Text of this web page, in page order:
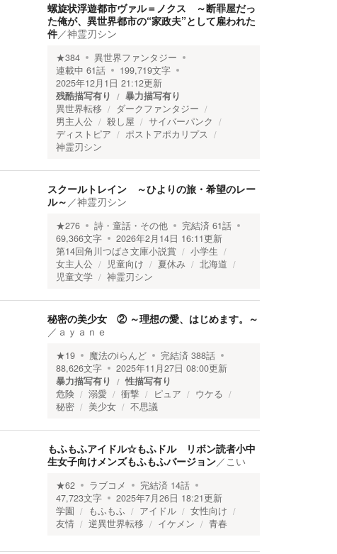
螺旋状浮遊都市ヴァル＝ノクス ～断罪屋だっ
た俺が、異世界都市の“家政夫”として雇われた
件／神霊刃シン
★384
異世界ファンタジー
連載中 61話 199,719文字
2025年12月1日 21:12更新
残酷描写有り
暴力描写有り
異世界転移
ダークファンタジー
男主人公
殺し屋
サイバーパンク
ディストピア
ポストアポカリプス
神霊刃シン
スクールトレイン ～ひよりの旅・希望のレー
ル～ ／神霊刃シン
★276 詩・童話・その他 完結済 61話
69,366文字 2026年2月14日 16:11更新
第14回角川つばさ文庫小説賞
小学生
女主人公
児童向け 夏休み
北海道
児童文学
神霊刃シン
秘密の美少女 ② ～理想の愛、はじめます。～
／ ａｙａｎｅ
★19 魔法のiらんど 完結済 388話
88,626文字 2025年11月27日 08:00更新
暴力描写有り
性描写有り
危険
溺愛 衝撃 ピュア
ウケる
秘密
美少女 不思議
もふもふアイドル☆もふドル リボン読者小中
生女子向けメンズもふもふバージョン／ こい
★62 ラブコメ 完結済 14話
47,723文字 2025年7月26日 18:21更新
学園
もふもふ アイドル
女性向け
友情
逆異世界転移 イケメン 青春